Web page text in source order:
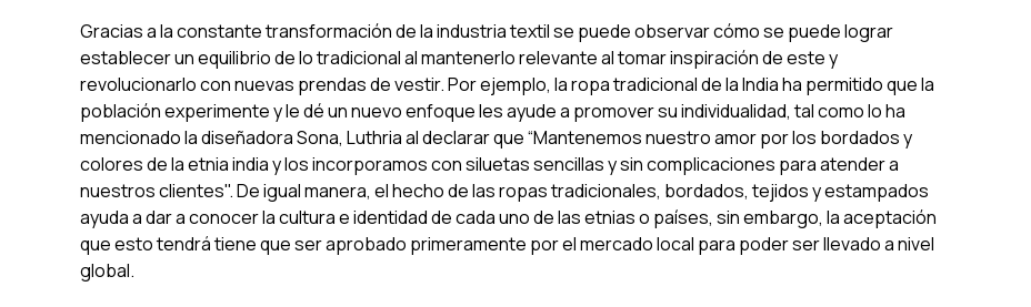
Gracias a la constante transformación de la industria textil se puede observar cómo se puede lograr
establecer un equilibrio de lo tradicional al mantenerlo relevante al tomar inspiración de este y
revolucionarlo con nuevas prendas de vestir. Por ejemplo, la ropa tradicional de la India ha permitido que la
población experimente y le dé un nuevo enfoque les ayude a promover su individualidad, tal como lo ha
mencionado la diseñadora Sona, Luthria al declarar que “Mantenemos nuestro amor por los bordados y
colores de la etnia india y los incorporamos con siluetas sencillas y sin complicaciones para atender a
nuestros clientes". De igual manera, el hecho de las ropas tradicionales, bordados, tejidos y estampados
ayuda a dar a conocer la cultura e identidad de cada uno de las etnias o países, sin embargo, la aceptación
que esto tendrá tiene que ser aprobado primeramente por el mercado local para poder ser llevado a nivel
global.